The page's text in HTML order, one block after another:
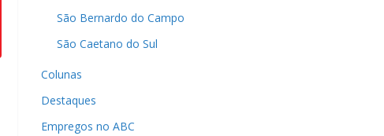
São Bernardo do Campo
São Caetano do Sul
Colunas
Destaques
Empregos no ABC